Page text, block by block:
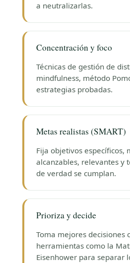
a neutralizarlas.
Concentración y foco
Técnicas de gestión de
mindfulness, método
estrategias probadas.
Metas realistas (SMART)
Fija objetivos específicos,
alcanzables, relevantes y
de verdad se cumplan.
Prioriza y decide
Toma mejores decisiones
herramientas como la
Eisenhower para separar